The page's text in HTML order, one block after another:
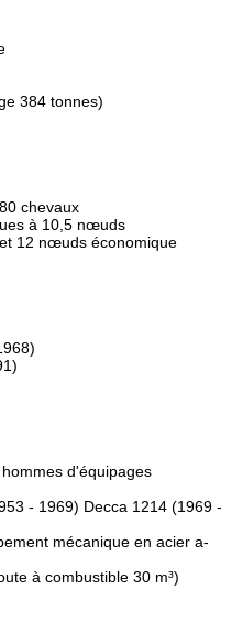
384 tonnes)
chevaux
à 10,5 nœuds
12 nœuds économique
d'équipages
- 1969) Decca 1214 (1969 -
mécanique en acier a-
à combustible 30 m³)